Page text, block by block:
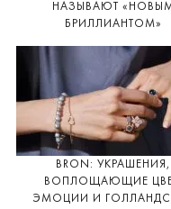
НАЗЫВАЮТ
БРИЛЛИАНТОМ»
BRON: УКРАШЕНИЯ,
ВОПЛОЩАЮЩИЕ
ЭМОЦИИ И